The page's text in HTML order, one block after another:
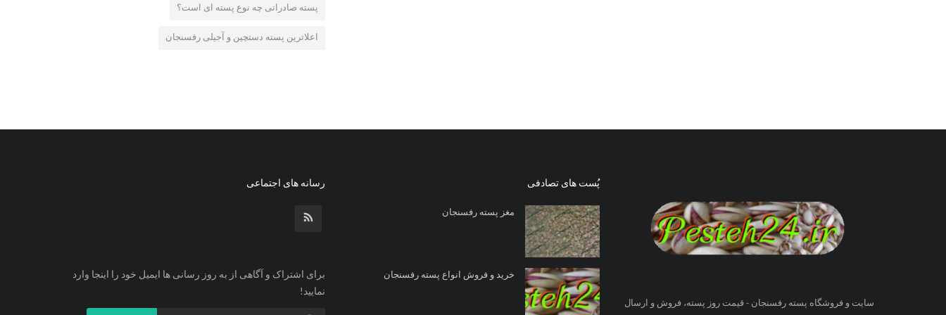
پسته صادراتی چه نوع پسته ای است؟
اعلاترین پسته دستچین و آجیلی رفسنجان
سایت و فروشگاه پسته رفسنجان - قیمت روز پسته، فروش و ارسال
پُست های تصادفی
مغز پسته رفسنجان
خرید و فروش انواع پسته رفسنجان
رسانه های اجتماعی
برای اشتراک و آگاهی از به روز رسانی ها ایمیل خود را اینجا وارد
نمایید!